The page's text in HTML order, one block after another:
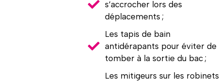
s’accrocher lors des
déplacements ;
Les tapis de bain
antidérapants pour éviter de
tomber à la sortie du bac ;
Les mitigeurs sur les robinets